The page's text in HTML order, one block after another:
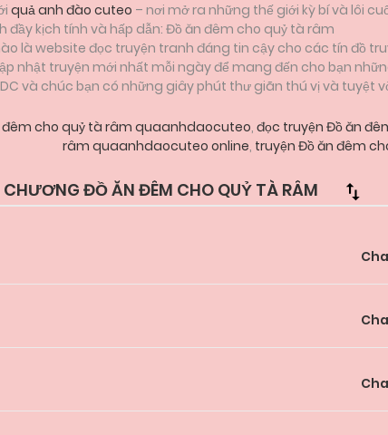
quả anh đào cuteo – nơi mở ra những thế giới kỳ bí và lôi
đầy kịch tính và hấp dẫn: Đồ ăn đêm cho quỷ tà râm
là website đọc truyện tranh đáng tin cậy cho các tín đồ
nhật truyện mới nhất mỗi ngày để mang đến cho bạn
và chúc bạn có những giây phút thư giãn thú vị và tuyệt
đêm cho quỷ tà râm quaanhdaocuteo, đọc truyện Đồ ăn
râm quaanhdaocuteo online, truyện Đồ ăn đêm
ĐỒ ĂN ĐÊM CHO QUỶ TÀ RÂM